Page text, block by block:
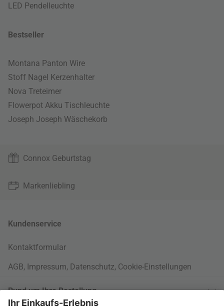
LED Pendelleuchte
Bestseller
Montana Panton Wire
Stoff Nagel Kerzenhalter
Nova Treteimer
Flowerpot Akku Tischleuchte
Joseph Joseph Wäschekorb
Connox Geburtstag
Markenliebling
Kundenservice
Kontaktformular
AGB, Impressum, Datenschutz, Cookie-Einstellungen
Rund um Ihre Bestellung